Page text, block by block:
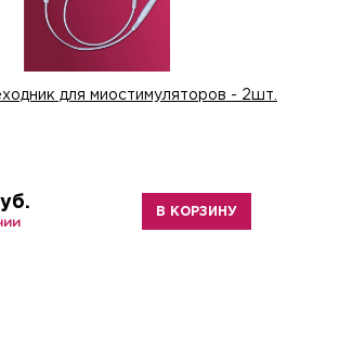
для миостимуляторов - 2шт.
В КОРЗИНУ